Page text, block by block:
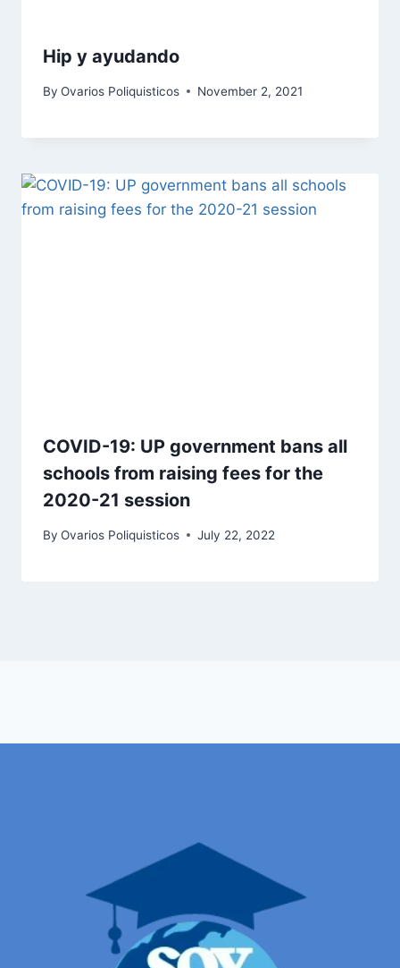
Hip y ayudando
By Ovarios Poliquisticos November 2, 2021
COVID-19: UP government bans all
schools from raising fees for the
2020-21 session
By Ovarios Poliquisticos July 22, 2022